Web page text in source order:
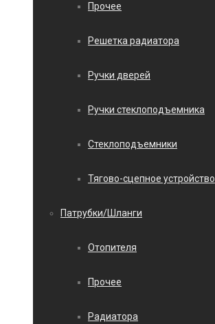
Прочее
Решетка радиатора
Ручки дверей
Ручки стеклоподъемника
Стеклоподъемники
Тягово-сцепное устройство
Патрубки/Шланги
Отопителя
Прочее
Радиатора